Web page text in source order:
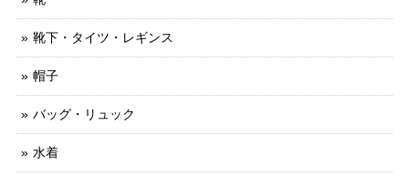
靴下・タイツ・レギンス
帽子
バッグ・リュック
水着